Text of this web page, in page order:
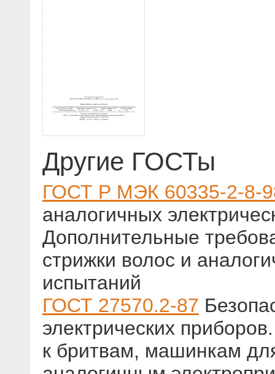
Другие ГОСТы
ГОСТ Р МЭК 60335-2-8-
аналогичных
Дополнительные
стрижки волос и
испытаний
ГОСТ 27570.2-87
электрических
к бритвам, машинкам